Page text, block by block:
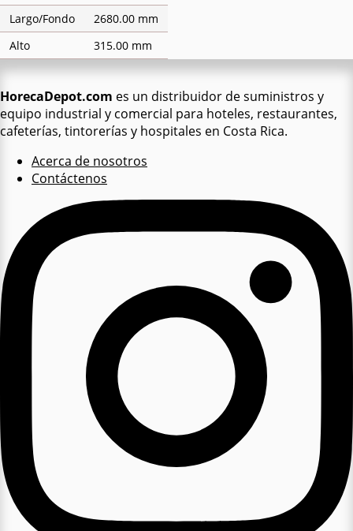
Largo/Fondo
2680.00 mm
Alto
315.00 mm
HorecaDepot.com es un distribuidor de suministros y
equipo industrial y comercial para hoteles, restaurantes,
cafeterías, tintorerías y hospitales en Costa Rica.
Acerca de nosotros
Contáctenos